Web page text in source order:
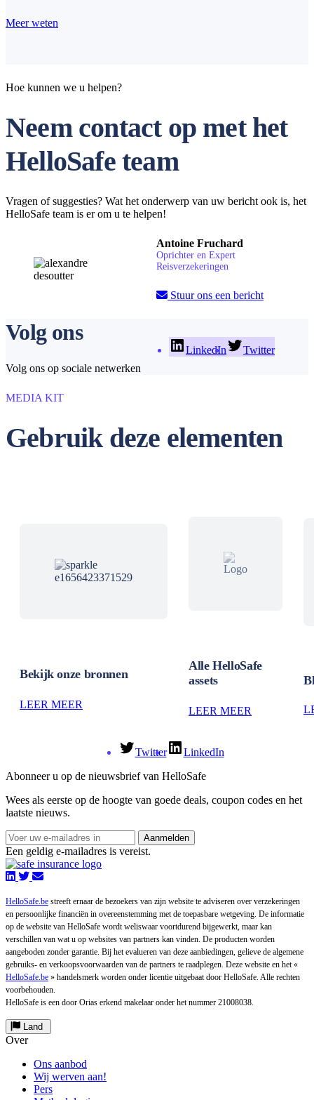
Meer weten
Hoe kunnen we u helpen?
Neem contact op met het
HelloSafe team
Vragen of suggesties? Wat het onderwerp van uw bericht ook is, het
HelloSafe team is er om u te helpen!
Antoine Fruchard
Oprichter en Expert
Reisverzekeringen
Stuur ons een bericht
Volg ons
Volg ons op sociale netwerken
LinkedIn Twitter
MEDIA KIT
Gebruik deze elementen
Bekijk onze bronnen
LEER MEER
Alle HelloSafe
assets
LEER MEER
Twitter
LinkedIn
Abonneer u op de nieuwsbrief van HelloSafe
Wees als eerste op de hoogte van goede deals, coupon codes en het
laatste nieuws.
Aanmelden
Een geldig e-mailadres is vereist.
HelloSafe.be streeft ernaar de bezoekers van zijn website te adviseren over verzekeringen
en persoonlijke financiën in overeenstemming met de toepasbare wetgeving. De informatie
op de website van HelloSafe wordt weliswaar voortdurend bijgewerkt, maar kan
verschillen van wat u op websites van partners kan vinden. De producten worden
aangeboden zonder garantie. Bij het evalueren van deze aanbiedingen, gelieve de algemene
gebruiks- en verkoopsvoorwaarden van de partners te raadplegen. Deze website en het «
HelloSafe.be » handelsmerk worden onder licentie uitgebaat door HelloSafe. Alle rechten
voorbehouden.
HelloSafe is een door Orias erkend makelaar onder het nummer 21008038.
Land
Over
Ons aanbod
Wij werven aan!
Pers